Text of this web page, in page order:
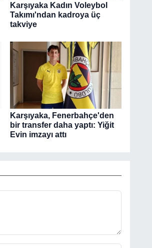
Karşıyaka Kadın Voleybol
Takımı'ndan kadroya üç
takviye
Karşıyaka, Fenerbahçe'den
bir transfer daha yaptı: Yiğit
Evin imzayı attı